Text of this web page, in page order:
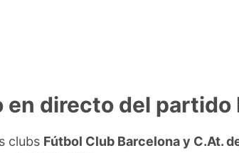
directo del partido
clubs Fútbol Club Barcelona y C.At.